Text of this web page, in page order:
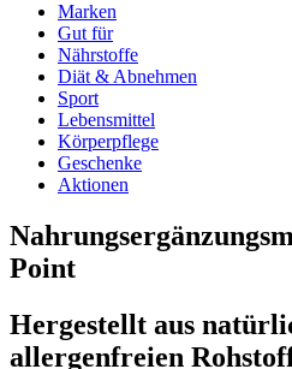
Marken
Gut für
Nährstoffe
Diät & Abnehmen
Sport
Lebensmittel
Körperpflege
Geschenke
Aktionen
Point
Hergestellt aus
allergenfreien